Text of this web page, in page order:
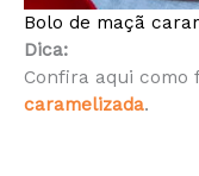
Bolo de maçã
Dica:
Confira aqui como
caramelizada.